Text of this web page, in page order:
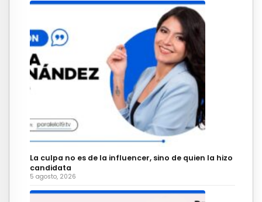
La culpa no es de la influencer, sino de quien la hizo
candidata
5 agosto, 2026